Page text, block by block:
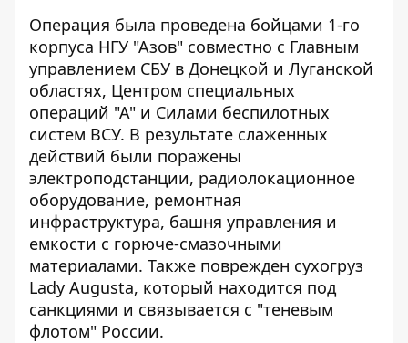
Операция была проведена бойцами 1-го
корпуса НГУ "Азов" совместно с Главным
управлением СБУ в Донецкой и Луганской
областях, Центром специальных
операций "А" и Силами беспилотных
систем ВСУ. В результате слаженных
действий были поражены
электроподстанции, радиолокационное
оборудование, ремонтная
инфраструктура, башня управления и
емкости с горюче-смазочными
материалами. Также поврежден сухогруз
Lady Augusta, который находится под
санкциями и связывается с "теневым
флотом" России.